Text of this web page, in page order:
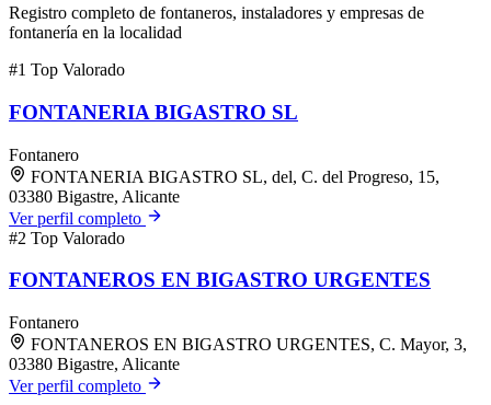
Registro completo de fontaneros, instaladores y empresas de
fontanería en la localidad
#1 Top Valorado
FONTANERIA BIGASTRO SL
Fontanero
FONTANERIA BIGASTRO SL, del, C. del Progreso, 15,
03380 Bigastre, Alicante
Ver perfil completo
#2 Top Valorado
FONTANEROS EN BIGASTRO URGENTES
Fontanero
FONTANEROS EN BIGASTRO URGENTES, C. Mayor, 3,
03380 Bigastre, Alicante
Ver perfil completo